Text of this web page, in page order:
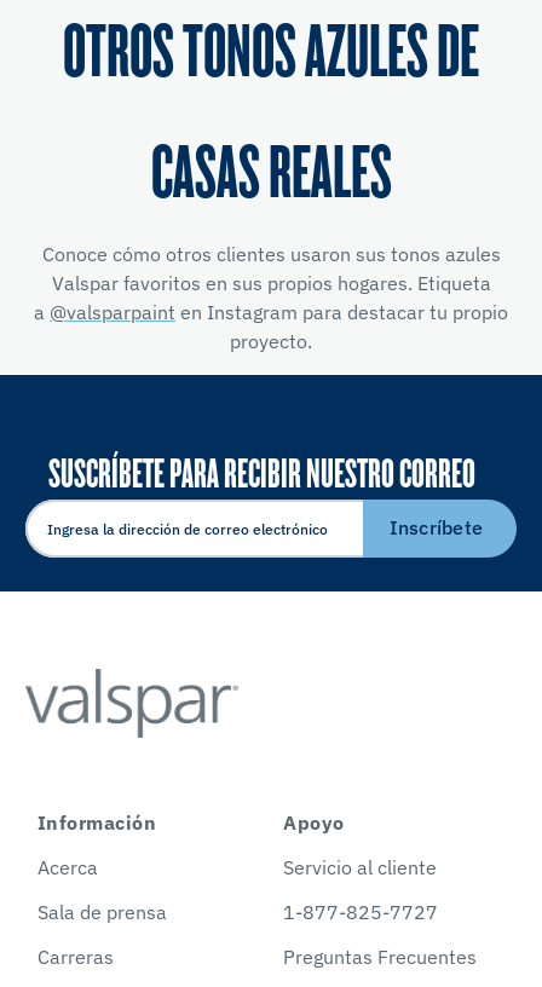
OTROS TONOS AZULES DE
CASAS REALES
Conoce cómo otros clientes usaron sus tonos azules
Valspar favoritos en sus propios hogares. Etiqueta
a @valsparpaint en Instagram para destacar tu propio
proyecto.
SUSCRÍBETE PARA RECIBIR NUESTRO CORREO
ELECTRÓNICO
Inscríbete
Información
Acerca
Sala de prensa
Carreras
Apoyo
Servicio al cliente
1-877-825-7727
Preguntas Frecuentes